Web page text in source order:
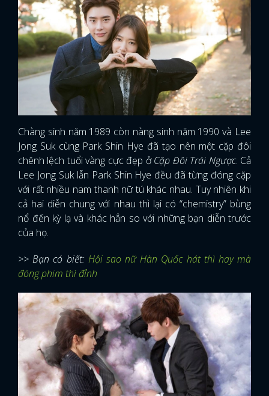
Chàng sinh năm 1989 còn nàng sinh năm 1990 và Lee
Jong Suk cùng Park Shin Hye đã tạo nên một cặp đôi
chênh lệch tuổi vàng cực đẹp ởCặp Đôi Trái Ngược. Cả
Lee Jong Suk lẫn Park Shin Hye đều đã từng đóng cặp
với rất nhiều nam thanh nữ tú khác nhau. Tuy nhiên khi
cả hai diễn chung với nhau thì lại có “chemistry” bùng
nổ đến kỳ lạ và khác hẳn so với những bạn diễn trước
của họ.
>> Bạn có biết: Hội sao nữ Hàn Quốc hát thì hay mà
đóng phim thì đỉnh